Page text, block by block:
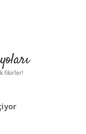
fikirler!